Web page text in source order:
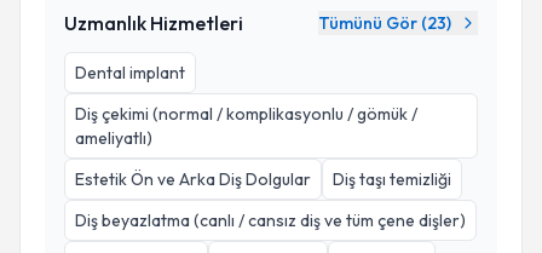
Uzmanlık Hizmetleri Tümünü Gör (23)
Dental implant
Diş çekimi (normal / komplikasyonlu / gömük /
ameliyatlı)
Estetik Ön ve Arka Diş Dolgular
Diş taşı temizliği
Diş beyazlatma (canlı / cansız diş ve tüm çene dişler)